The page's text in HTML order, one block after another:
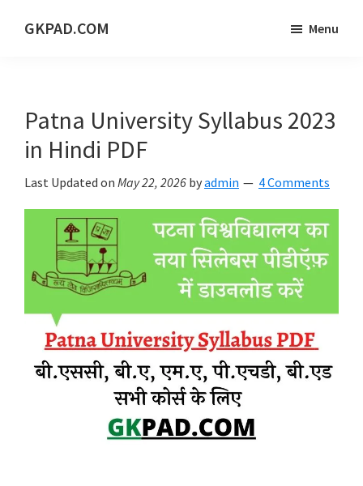
GKPAD.COM
PORTAL
Menu
Patna University Syllabus 2023
in Hindi PDF
Last Updated on May 22, 2026 byadmin 4 Comments